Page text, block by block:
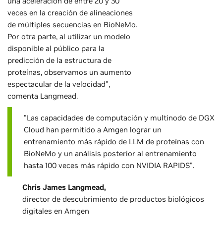
veces en la creación de alineaciones
de múltiples secuencias en BioNeMo.
Por otra parte, al utilizar un modelo
disponible al público para la
predicción de la estructura de
proteínas, observamos un aumento
espectacular de la velocidad",
comenta Langmead.
"Las capacidades de computación y multinodo de DGX
Cloud han permitido a Amgen lograr un
entrenamiento más rápido de LLM de proteínas con
BioNeMo y un análisis posterior al entrenamiento
hasta 100 veces más rápido con NVIDIA RAPIDS".
Chris James Langmead,
director de descubrimiento de productos biológicos
digitales en Amgen